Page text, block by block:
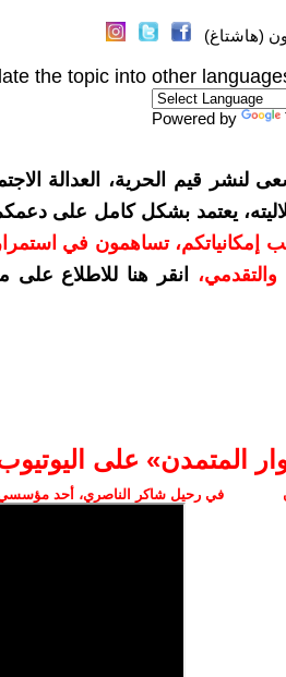
(هاشتاغ)
the topic into other
Powered by
قيم الحرية، العدالة
يعتمد بشكل كامل على
أكثر حسب إمكانياتكم، تساهمون في
،
انقر هنا للاطلاع على
المتمدن» على
في رحيل شاكر الناصري، أحد مؤسسي